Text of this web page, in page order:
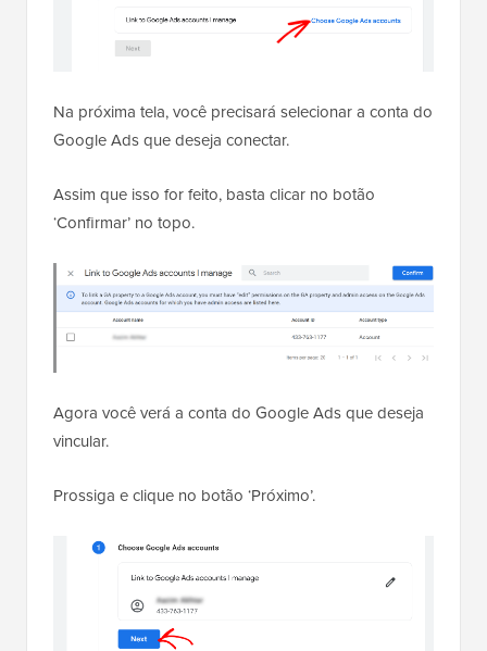
Na próxima tela, você precisará selecionar a conta do
Google Ads que deseja conectar.
Assim que isso for feito, basta clicar no botão
‘Confirmar’ no topo.
Agora você verá a conta do Google Ads que deseja
vincular.
Prossiga e clique no botão ‘Próximo’.